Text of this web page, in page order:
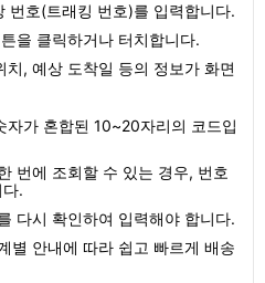
번호(트래킹 번호)를 입력합니다.
을 클릭하거나 터치합니다.
치, 예상 도착일 등의 정보가 화면
자가 혼합된 10~20자리의 코드입
번에 조회할 수 있는 경우, 번호
.
다시 확인하여 입력해야 합니다.
별 안내에 따라 쉽고 빠르게 배송